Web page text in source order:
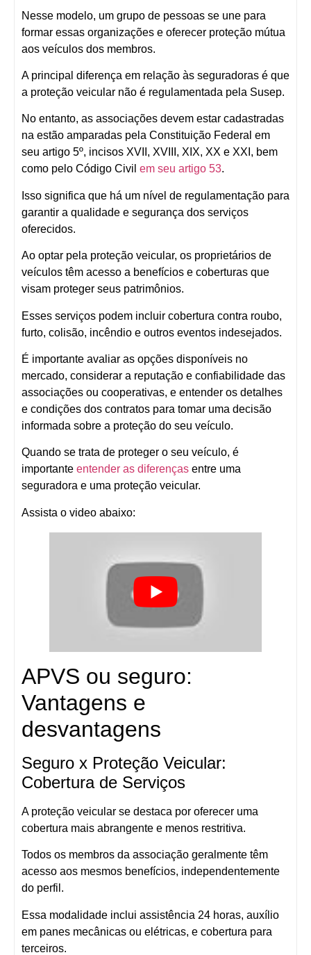
Nesse modelo, um grupo de pessoas se une para
formar essas organizações e oferecer proteção mútua
aos veículos dos membros.
A principal diferença em relação às seguradoras é que
a proteção veicular não é regulamentada pela Susep.
No entanto, as associações devem estar cadastradas
na estão amparadas pela Constituição Federal em
seu artigo 5º, incisos XVII, XVIII, XIX, XX e XXI, bem
como pelo Código Civil em seu artigo 53.
Isso significa que há um nível de regulamentação para
garantir a qualidade e segurança dos serviços
oferecidos.
Ao optar pela proteção veicular, os proprietários de
veículos têm acesso a benefícios e coberturas que
visam proteger seus patrimônios.
Esses serviços podem incluir cobertura contra roubo,
furto, colisão, incêndio e outros eventos indesejados.
É importante avaliar as opções disponíveis no
mercado, considerar a reputação e confiabilidade das
associações ou cooperativas, e entender os detalhes
e condições dos contratos para tomar uma decisão
informada sobre a proteção do seu veículo.
Quando se trata de proteger o seu veículo, é
importante entender as diferenças entre uma
seguradora e uma proteção veicular.
Assista o video abaixo:
APVS ou seguro:
Vantagens e
desvantagens
Seguro x Proteção Veicular:
Cobertura de Serviços
A proteção veicular se destaca por oferecer uma
cobertura mais abrangente e menos restritiva.
Todos os membros da associação geralmente têm
acesso aos mesmos benefícios, independentemente
do perfil.
Essa modalidade inclui assistência 24 horas, auxílio
em panes mecânicas ou elétricas, e cobertura para
terceiros.